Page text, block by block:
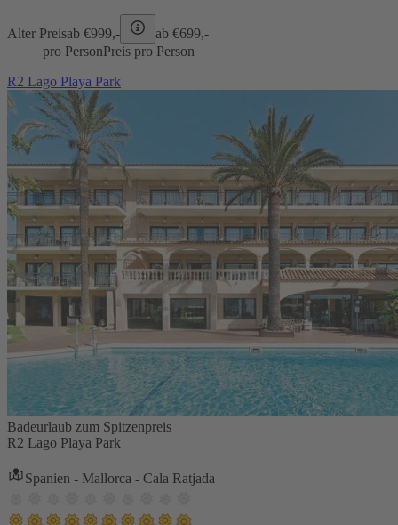
Alter Preisab €999,- ab €699,-
pro PersonPreis pro Person
R2 Lago Playa Park
Badeurlaub zum Spitzenpreis
R2 Lago Playa Park
Spanien - Mallorca - Cala Ratjada